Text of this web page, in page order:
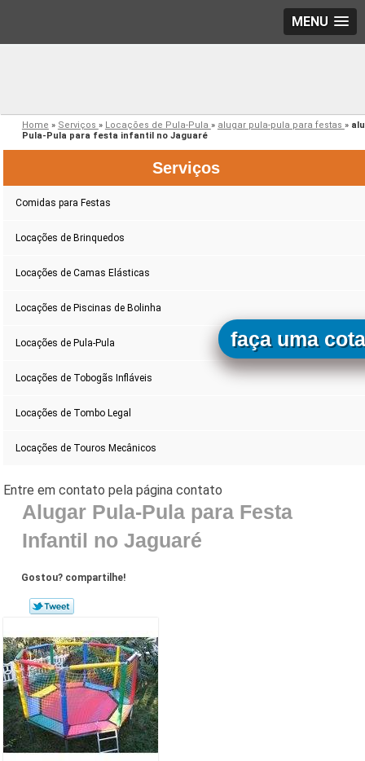
MENU
Home » Serviços » Locações de Pula-Pula » alugar pula-pula para festas »
Pula-Pula para festa infantil no Jaguaré
Serviços
Comidas para Festas
Locações de Brinquedos
Locações de Camas Elásticas
Locações de Piscinas de Bolinha
Locações de Pula-Pula
Locações de Tobogãs Infláveis
Locações de Tombo Legal
Locações de Touros Mecânicos
Alugar Pula-Pula para Festa
Infantil no Jaguaré
Gostou? compartilhe!
faça uma